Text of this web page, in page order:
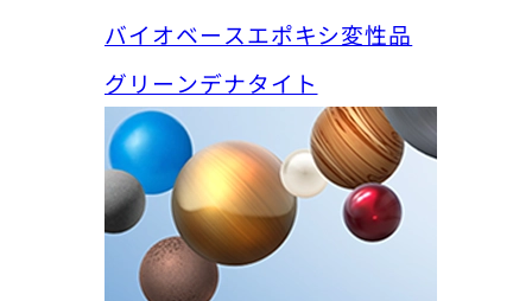
バイオベースエポキシ変性品
グリーンデナタイト